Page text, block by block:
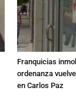
Franquicias
ordenanza
en Carlos Paz